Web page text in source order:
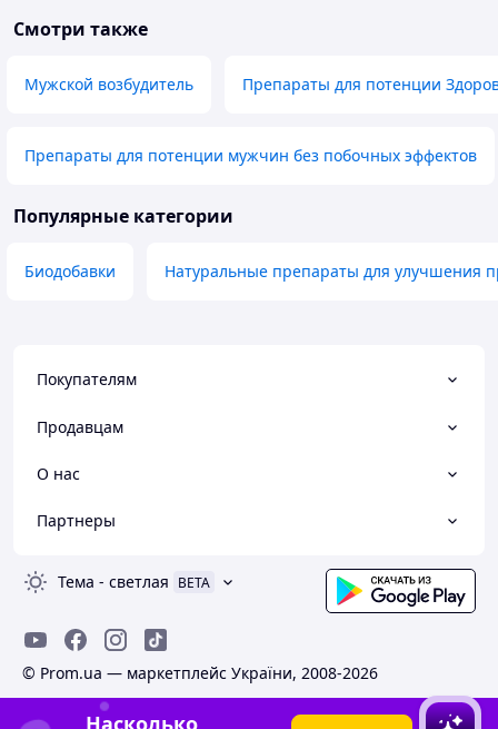
Смотри также
Мужской возбудитель Препараты для потенции
Препараты для потенции мужчин без побочных эффектов
Популярные категории
Биодобавки Натуральные препараты для улучшения
Покупателям
Продавцам
О нас
Партнеры
Тема - светлая BETA
© Prom.ua — маркетплейс України, 2008-2026